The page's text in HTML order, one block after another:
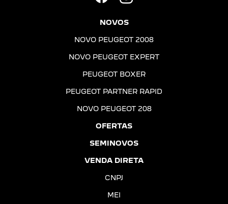
NOVOS
NOVO PEUGEOT 2008
NOVO PEUGEOT EXPERT
PEUGEOT BOXER
PEUGEOT PARTNER RAPID
NOVO PEUGEOT 208
OFERTAS
SEMINOVOS
VENDA DIRETA
CNPJ
MEI